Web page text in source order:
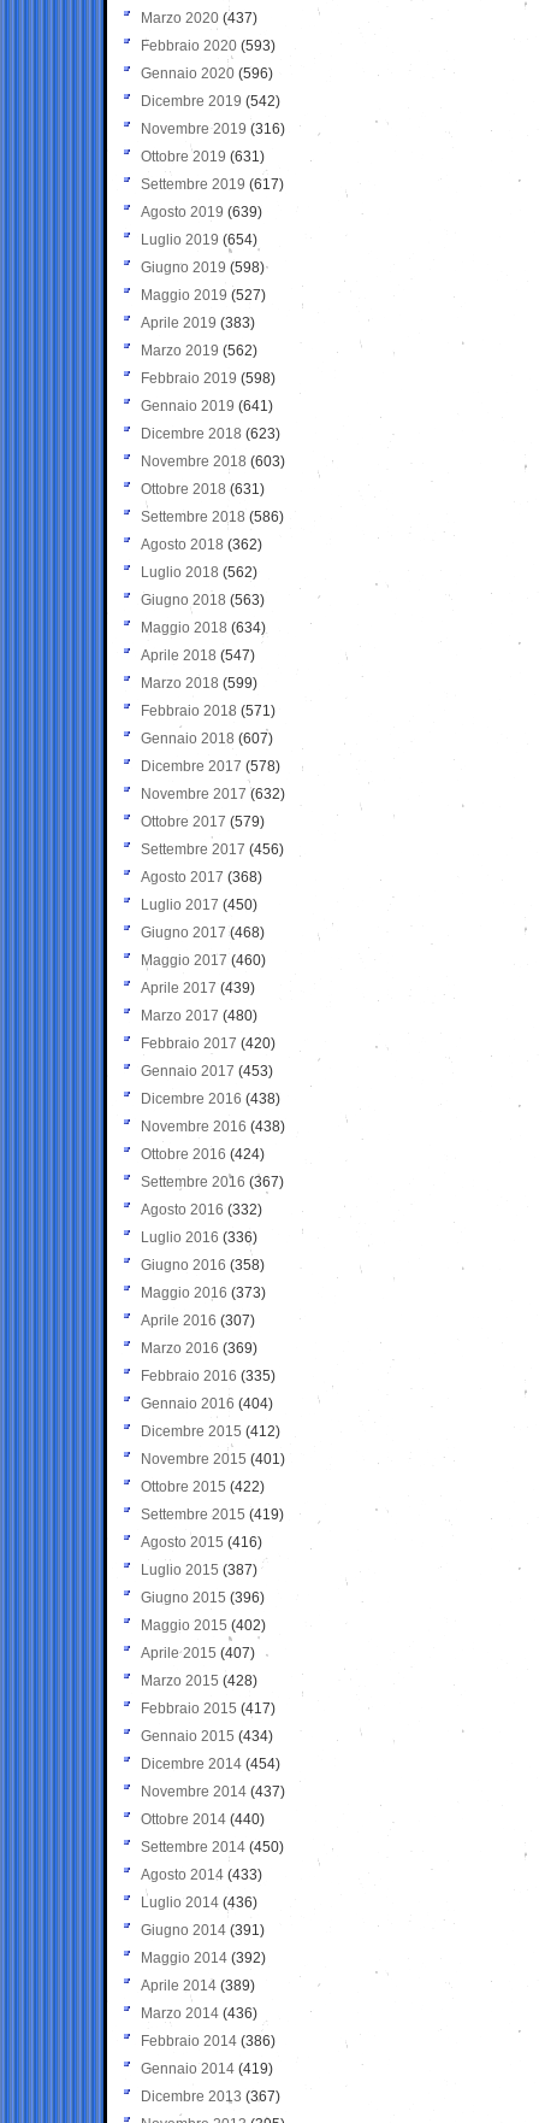
Marzo 2020 (437)
Febbraio 2020 (593)
Gennaio 2020 (596)
Dicembre 2019 (542)
Novembre 2019 (316)
Ottobre 2019 (631)
Settembre 2019 (617)
Agosto 2019 (639)
Luglio 2019 (654)
Giugno 2019 (598)
Maggio 2019 (527)
Aprile 2019 (383)
Marzo 2019 (562)
Febbraio 2019 (598)
Gennaio 2019 (641)
Dicembre 2018 (623)
Novembre 2018 (603)
Ottobre 2018 (631)
Settembre 2018 (586)
Agosto 2018 (362)
Luglio 2018 (562)
Giugno 2018 (563)
Maggio 2018 (634)
Aprile 2018 (547)
Marzo 2018 (599)
Febbraio 2018 (571)
Gennaio 2018 (607)
Dicembre 2017 (578)
Novembre 2017 (632)
Ottobre 2017 (579)
Settembre 2017 (456)
Agosto 2017 (368)
Luglio 2017 (450)
Giugno 2017 (468)
Maggio 2017 (460)
Aprile 2017 (439)
Marzo 2017 (480)
Febbraio 2017 (420)
Gennaio 2017 (453)
Dicembre 2016 (438)
Novembre 2016 (438)
Ottobre 2016 (424)
Settembre 2016 (367)
Agosto 2016 (332)
Luglio 2016 (336)
Giugno 2016 (358)
Maggio 2016 (373)
Aprile 2016 (307)
Marzo 2016 (369)
Febbraio 2016 (335)
Gennaio 2016 (404)
Dicembre 2015 (412)
Novembre 2015 (401)
Ottobre 2015 (422)
Settembre 2015 (419)
Agosto 2015 (416)
Luglio 2015 (387)
Giugno 2015 (396)
Maggio 2015 (402)
Aprile 2015 (407)
Marzo 2015 (428)
Febbraio 2015 (417)
Gennaio 2015 (434)
Dicembre 2014 (454)
Novembre 2014 (437)
Ottobre 2014 (440)
Settembre 2014 (450)
Agosto 2014 (433)
Luglio 2014 (436)
Giugno 2014 (391)
Maggio 2014 (392)
Aprile 2014 (389)
Marzo 2014 (436)
Febbraio 2014 (386)
Gennaio 2014 (419)
Dicembre 2013 (367)